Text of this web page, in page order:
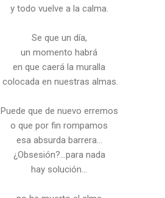
y todo vuelve a la calma.
Se que un día,
un momento habrá
en que caerá la muralla
colocada en nuestras almas.
Puede que de nuevo erremos
o que por fin rompamos
esa absurda barrera…
¿Obsesión?...para nada
hay solución…